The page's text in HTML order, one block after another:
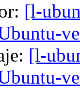
[l-
[l-